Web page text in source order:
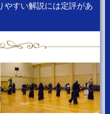
やすい解説には定評があ